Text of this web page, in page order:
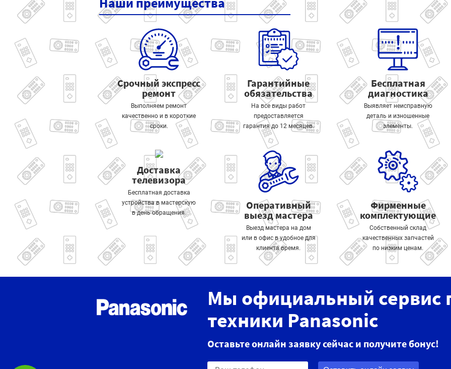
Срочный экспресс
ремонт
Выполняем ремонт
качественно и в короткие
сроки.
Гарантийные
обязательства
На все виды работ
предоставляется
гарантия до 12 месяцев.
Бесплатная
диагностика
Выявляет неисправную
деталь и изношенные
элементы.
Доставка
телевизора
Бесплатная доставка
устройства в мастерскую
в день обращения.
Оперативный
выезд мастера
Выезд мастера на дом
или в офис в удобное для
клиента время.
Фирменные
комплектующие
Собственный склад
качественных запчастей
по низким ценам.
Мы официальный сервис
техники Panasonic
Оставьте онлайн заявку сейчас и получите бонус!